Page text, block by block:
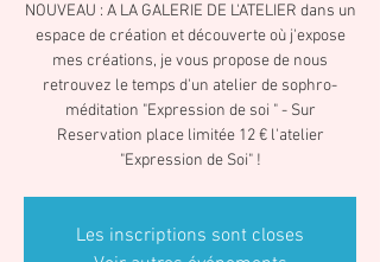
NOUVEAU : A LA GALERIE DE L'ATELIER dans un
espace de création et découverte où j'expose
mes créations, je vous propose de nous
retrouvez le temps d'un atelier de sophro-
méditation "Expression de soi " - Sur
Reservation place limitée 12 € l'atelier
"Expression de Soi" !
Les inscriptions sont closes